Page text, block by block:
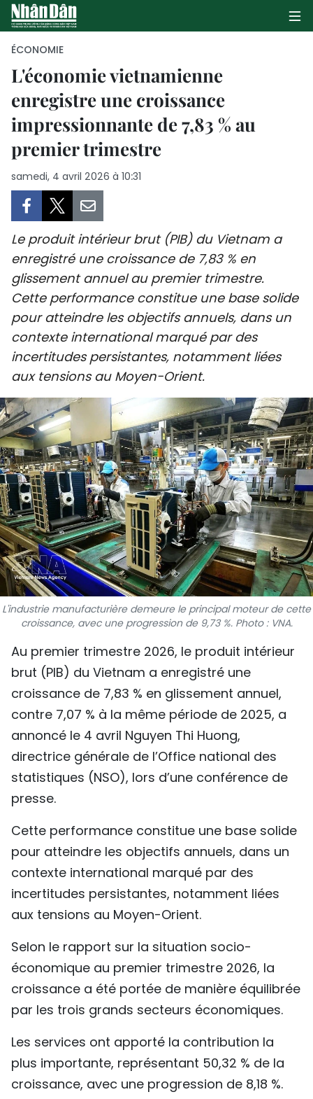
PAGE D'ACCUEIL
POLITIQUE
CULTURE
TOURISME
ENVIRONNEMENT
SPORT
FRANCOPHONIE
PAYS NATAL
INTERNATIONAL
MÉGASTORIE
INFOGRAPHIE
PHOTO
VIDÉO
À PROPOS DU "PEUPLE"
TIẾNG VIỆT
ENGLISH
中文
РУССКИЙ
ESPAÑOL
ÉCONOMIE
L'économie vietnamienne
enregistre une croissance
impressionnante de 7,83 % au
premier trimestre
samedi, 4 avril 2026 à 10:31
Le produit intérieur brut (PIB) du Vietnam a
enregistré une croissance de 7,83 % en
glissement annuel au premier trimestre.
Cette performance constitue une base solide
pour atteindre les objectifs annuels, dans un
contexte international marqué par des
incertitudes persistantes, notamment liées
aux tensions au Moyen-Orient.
L'industrie manufacturière demeure le principal moteur de cette
croissance, avec une progression de 9,73 %. Photo : VNA.
Au premier trimestre 2026, le produit intérieur
brut (PIB) du Vietnam a enregistré une
croissance de 7,83 % en glissement annuel,
contre 7,07 % à la même période de 2025, a
annoncé le 4 avril Nguyen Thi Huong,
directrice générale de l’Office national des
statistiques (NSO), lors d’une conférence de
presse.
Cette performance constitue une base solide
pour atteindre les objectifs annuels, dans un
contexte international marqué par des
incertitudes persistantes, notamment liées
aux tensions au Moyen-Orient.
Selon le rapport sur la situation socio-
économique au premier trimestre 2026, la
croissance a été portée de manière équilibrée
par les trois grands secteurs économiques.
Les services ont apporté la contribution la
plus importante, représentant 50,32 % de la
croissance, avec une progression de 8,18 %.